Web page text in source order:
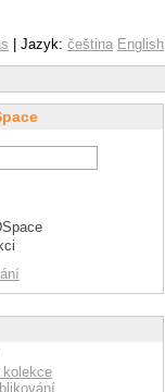
reaction of
| Jazyk: čeština English
kolekce